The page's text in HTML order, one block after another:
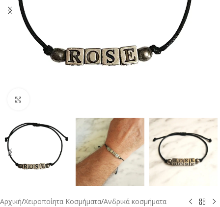
Αρχική/Χειροποίητα Κοσμήματα/Ανδρικά κοσμήματα